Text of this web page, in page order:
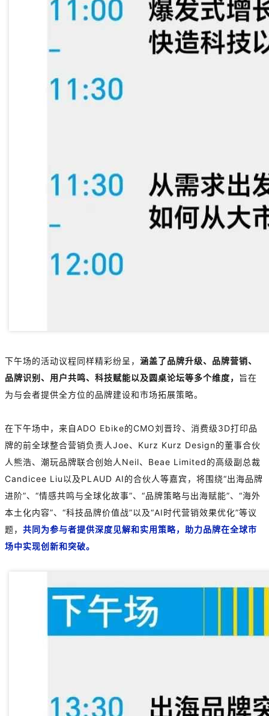
下午场的活动议程同样精彩纷呈， 涵盖了品牌升级、品牌营销、
品牌识别、用户共鸣、科技赋能以及圆桌论坛等多个维度， 旨在
为与会者提供全方位的品牌建设和市场拓展策略。
在下午场中，来自ADO Ebike的CMO刘晋玲、消费级3D打印品
牌的前全球整合营销负责人Joe、Kurz Kurz Design的董事合伙
人熊浩、潮玩品牌联合创始人Neil、Beae Limited的高级副总裁
Candicee Liu以及PLAUD AI的合伙人等嘉宾，将围绕“出海品牌
进阶”、“情感共鸣与全球化故事”、“品牌策略与出海赋能”、“海外
本土化内容”、“科技品牌价值战”以及“AI时代营销效果优化”等议
题， 共同为参与者提供深度见解和实用策略，助力品牌在全球市
场中实现创新和突破。